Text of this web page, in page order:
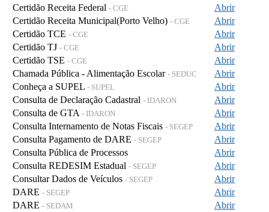
Certidão Receita Federal - CGE
Abrir
Certidão Receita Municipal(Porto Velho) - CGE
Abrir
Certidão TCE - CGE
Abrir
Certidão TJ - CGE
Abrir
Certidão TSE - CGE
Abrir
Chamada Pública - Alimentação Escolar - SEDUC
Abrir
Conheça a SUPEL - SUPEL
Abrir
Consulta de Declaração Cadastral - IDARON
Abrir
Consulta de GTA - IDARON
Abrir
Consulta Internamento de Notas Fiscais - SEGEP
Abrir
Consulta Pagamento de DARE - SEGEP
Abrir
Consulta Pública de Processos
Abrir
Consulta REDESIM Estadual - SEGEP
Abrir
Consultar Dados de Veículos - SEGEP
Abrir
DARE - SEGEP
Abrir
DARE - SEDAM
Abrir